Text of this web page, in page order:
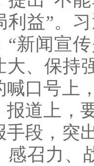
利益”。
“新闻宣
大、保持
喊口号上
报道上，
手段，突
感召力、